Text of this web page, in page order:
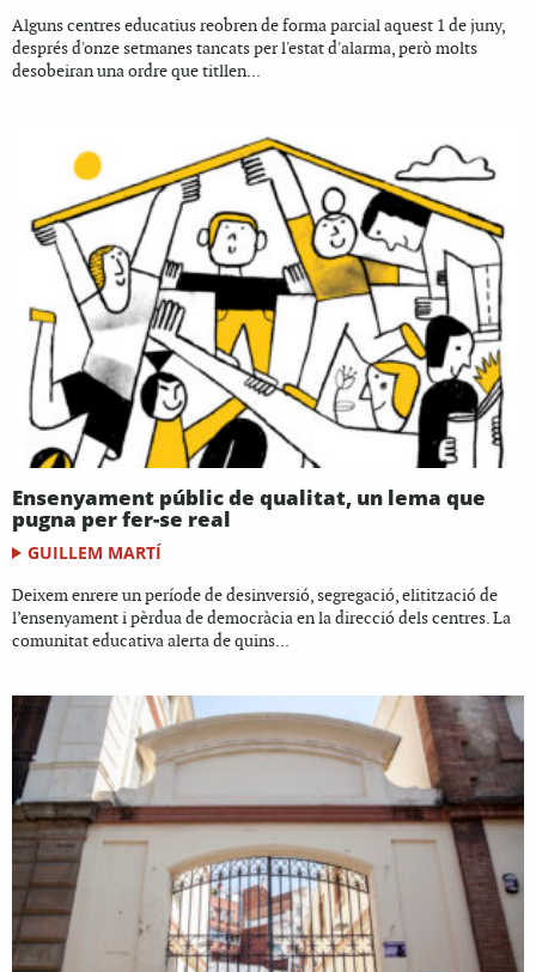
Alguns centres educatius reobren de forma parcial aquest 1 de juny,
després d'onze setmanes tancats per l'estat d'alarma, però molts
desobeiran una ordre que titllen...
Ensenyament públic de qualitat, un lema que
pugna per fer-se real
GUILLEM MARTÍ
Deixem enrere un període de desinversió, segregació, elitització de
l’ensenyament i pèrdua de democràcia en la direcció dels centres. La
comunitat educativa alerta de quins...